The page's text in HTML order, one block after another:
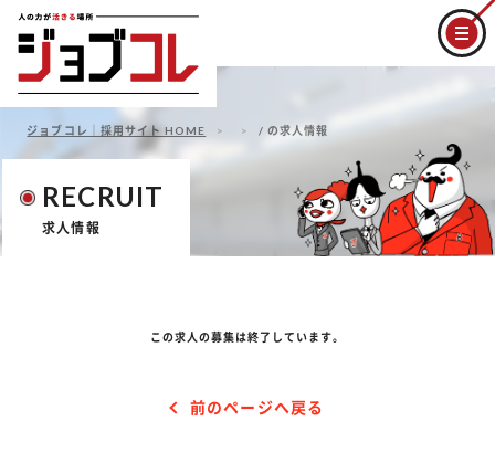
ジョブコレ｜採用サイト HOME / の求人情報
RECRUIT
求人情報
この求人の募集は終了しています。
前のページへ戻る